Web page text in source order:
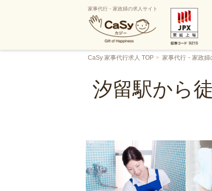
家事代行・家政婦の求人サイト
CaSy 家事代行求人 TOP 家事代行・家政婦
汐留駅から